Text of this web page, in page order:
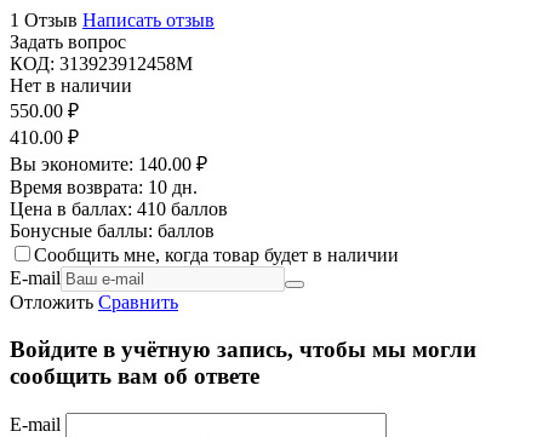
1 Отзыв Написать отзыв
Задать вопрос
КОД: 313923912458M
Нет в наличии
550.00 ₽
410.00 ₽
Вы экономите: 140.00 ₽
Время возврата: 10 дн.
Цена в баллах: 410 баллов
Бонусные баллы: баллов
Сообщить мне, когда товар будет в наличии
E-mail
Отложить Сравнить
Войдите в учётную запись, чтобы мы могли
сообщить вам об ответе
E-mail